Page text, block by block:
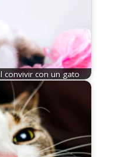
convivir con un gato